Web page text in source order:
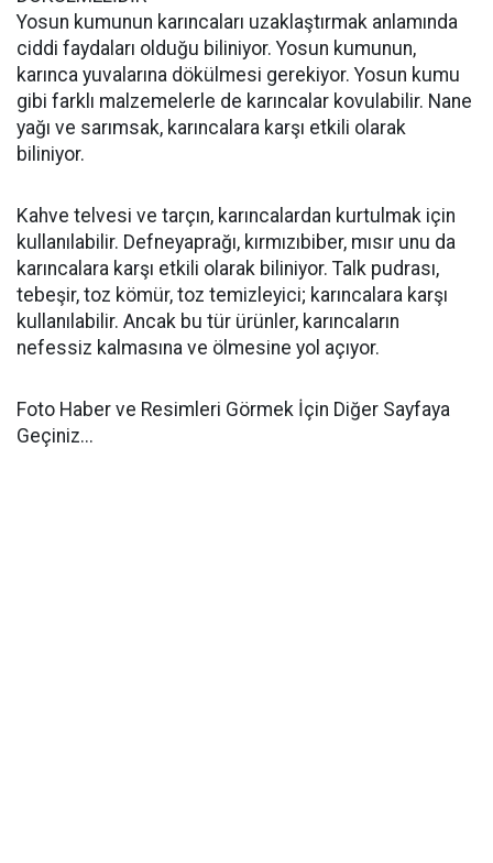
Yosun kumunun karıncaları uzaklaştırmak anlamında
ciddi faydaları olduğu biliniyor. Yosun kumunun,
karınca yuvalarına dökülmesi gerekiyor. Yosun kumu
gibi farklı malzemelerle de karıncalar kovulabilir. Nane
yağı ve sarımsak, karıncalara karşı etkili olarak
biliniyor.
Kahve telvesi ve tarçın, karıncalardan kurtulmak için
kullanılabilir. Defneyaprağı, kırmızıbiber, mısır unu da
karıncalara karşı etkili olarak biliniyor. Talk pudrası,
tebeşir, toz kömür, toz temizleyici; karıncalara karşı
kullanılabilir. Ancak bu tür ürünler, karıncaların
nefessiz kalmasına ve ölmesine yol açıyor.
Foto Haber ve Resimleri Görmek İçin Diğer Sayfaya
Geçiniz...